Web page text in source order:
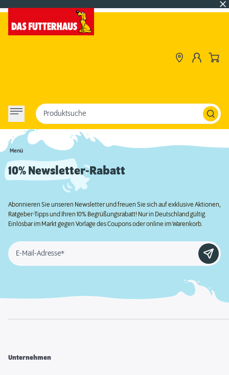
Menü
Produktsuche
10% Newsletter-Rabatt
Abonnieren Sie unseren Newsletter und freuen Sie sich auf exklusive Aktionen,
Ratgeber-Tipps und Ihren 10% Begrüßungsrabatt! Nur in Deutschland gültig.
Einlösbar im Markt gegen Vorlage des Coupons oder online im Warenkorb.
E-Mail-Adresse*
Unternehmen